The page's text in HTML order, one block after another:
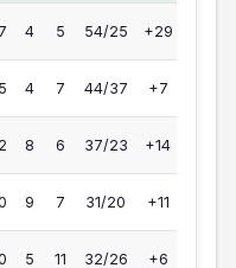
4 5 54/25 +29
4 7 44/37 +7
8 6 37/23 +14
9 7 31/20 +11
5 11 32/26 +6